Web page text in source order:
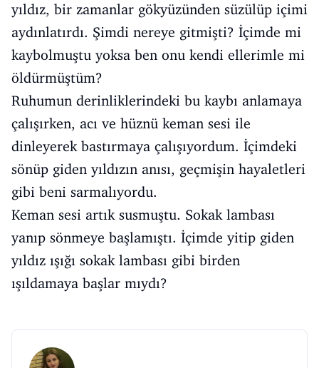
yıldız, bir zamanlar gökyüzünden süzülüp içimi
aydınlatırdı. Şimdi nereye gitmişti? İçimde mi
kaybolmuştu yoksa ben onu kendi ellerimle mi
öldürmüştüm?
Ruhumun derinliklerindeki bu kaybı anlamaya
çalışırken, acı ve hüznü keman sesi ile
dinleyerek bastırmaya çalışıyordum. İçimdeki
sönüp giden yıldızın anısı, geçmişin hayaletleri
gibi beni sarmalıyordu.
Keman sesi artık susmuştu. Sokak lambası
yanıp sönmeye başlamıştı. İçimde yitip giden
yıldız ışığı sokak lambası gibi birden
ışıldamaya başlar mıydı?